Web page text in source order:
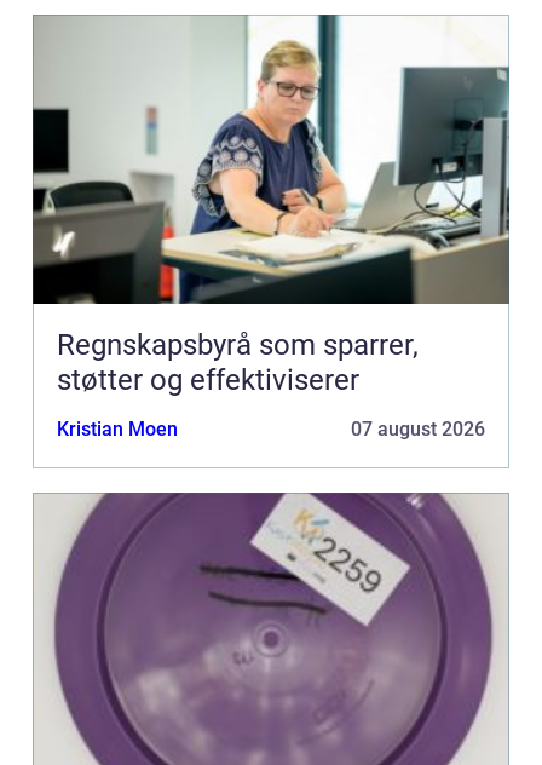
Regnskapsbyrå som sparrer,
støtter og effektiviserer
Kristian Moen 07 august 2026